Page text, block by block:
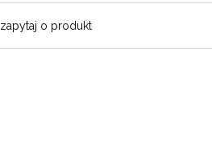
zapytaj o produkt